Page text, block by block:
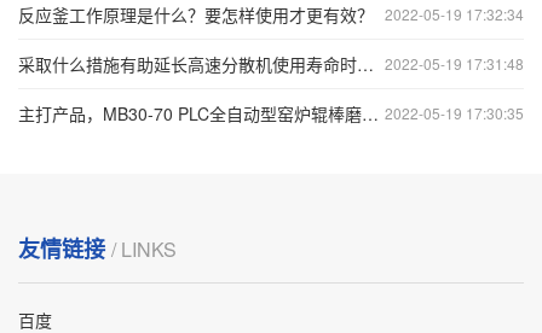
2022-05-19 17:32:34
反应釜工作原理是什么？要怎样使用才更有效？
2022-05-19 17:31:48
采取什么措施有助延长高速分散机使用寿命时间？
2022-05-19 17:30:35
主打产品，MB30-70 PLC全自动型窑炉辊棒磨棒机
友情链接 / LINKS
百度